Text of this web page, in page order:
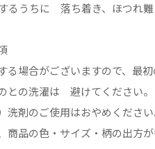
るうちに 落ち着き、ほつれ難
る場合がございますので、最
との洗濯は 避けてください。
洗剤のご使用はおやめください
商品の色・サイズ・柄の出方が